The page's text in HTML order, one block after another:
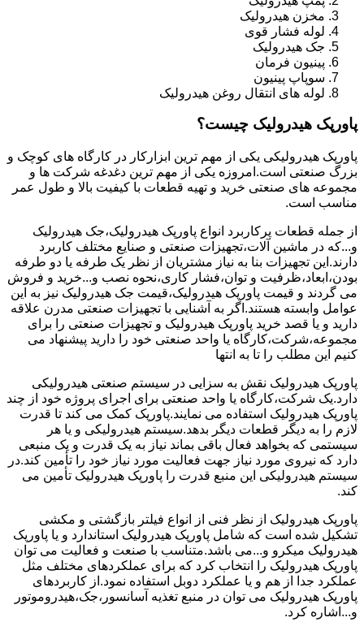
مخزن هیدرولیک
لوله فشار قوی
جک هیدرولیک
پینیون فرمان
سوپاپ پینیون
لوله های انتقال روغن هیدرولیک
پاورپک هیدرولیک چیست؟
پاورپک هیدرولیکی یکی از مهم ترین ابزارکار در کارگاه های کوچک و
بزرگ صنعتی است.امروزه یکی از مهم ترین دغدغه شرکت ها و
مجموعه های صنعتی خرید و تهیه قطعات با کیفیت بالا و طول عمر
مناسب است.
از جمله قطعات پرکاربرد انواع پاورپک هیدرولیک،جک هیدرولیک
و...که در ماشین آلات،تجهیزات صنعتی و صنایع مختلف کاربرد
دارند.این تجهیزات بنا به نیاز مشتریان از نظر یک طرفه یا دو طرفه
بودن،ابعاد،ظرفیت و توان،فشار کاری،نحوه نصب و...خرید و فروش
می گردند و قیمت پاورپک هیدرولیک،قیمت جک هیدرولیک نیز به این
عوامل وابسته هستند.اگر به آشنایی با تجهیزات صنعتی مدرن علاقه
دارید و یا قصد خرید پاورپک هیدرولیک و تجهیزات صنعتی را برای
مجموعه،شرکت،کارگاه یا واحد صنعتی خود را دارید پیشنهاد می
کنیم این مطلب را تا به انتها
پاورپک هیدرولیک نقش به سزایی در سیستم صنعتی هیدرولیکی
دارد.یک شرکت،کارگاه یا واحد صنعتی برای اجرای پروژه خود از چند
پاورپک هیدرولیک استفاده می نمایند.پاورپک کمک می کند تا قدرت
لازم را به دیگر قطعات دیگر بدهد.سیستم هیدرولیکی و یا هر
سیستمی که بخواهد فعال باقی بماند نیاز به یک قدرت و یک منبعی
دارد که نیروی مورد نیاز جهت فعالیت مورد نیاز خود را تأمین کند.در
سیستم هیدرولیکی این منبع قدرت را پاورپک هیدرولیک تأمین می
کند.
پاورپک هیدرولیک از نظر فنی از انواع فیلتر بازگشتی و مکشی
تشکیل شده است که شامل پاورپک هیدرولیک استاندارد و یا پاورپک
هیدرولیک میکرو و...می باشد.متناسب با صنعت و فعالیت می توان
پاورپک هیدرولیک را انتخاب کرد که برای عملکردهای مختلف مثل
عملکرد جدا از هم و یا عملکرد دوبل استفاده نمود.از کاربردهای
پاورپک هیدرولیک می توان در منبع تغذیه آسانسور،جک،هیدروموتور
و...اشاره کرد.